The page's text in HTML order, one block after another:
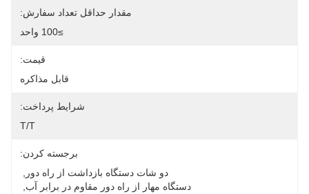
مقدار حداقل تعداد سفارش:
≥100 واحد
قیمت:
قابل مذاکره
شرایط پرداخت:
T/T
برجسته کردن:
دو شات دستگاه بازداشت از راه دور
دستگاه مهار از راه دور مقاوم در برابر آب